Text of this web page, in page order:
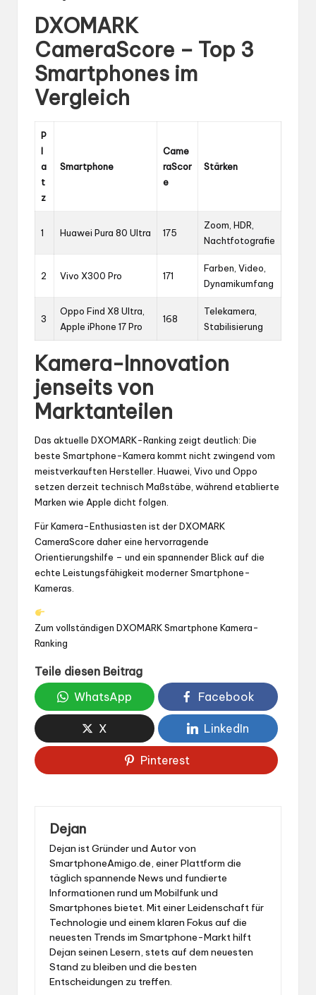
DXOMARK
CameraScore – Top 3
Smartphones im
Vergleich
P
l
a
t
z
Smartphone
Came
raScor
e
Stärken
1 Huawei Pura 80 Ultra 175
Zoom, HDR,
Nachtfotografie
2 Vivo X300 Pro 171
Farben, Video,
Dynamikumfang
3
Oppo Find X8 Ultra,
Apple iPhone 17 Pro
168
Telekamera,
Stabilisierung
Kamera-Innovation
jenseits von
Marktanteilen
Das aktuelle DXOMARK-Ranking zeigt deutlich: Die
beste Smartphone-Kamera kommt nicht zwingend vom
meistverkauften Hersteller. Huawei, Vivo und Oppo
setzen derzeit technisch Maßstäbe, während etablierte
Marken wie Apple dicht folgen.
Für Kamera-Enthusiasten ist der DXOMARK
CameraScore daher eine hervorragende
Orientierungshilfe – und ein spannender Blick auf die
echte Leistungsfähigkeit moderner Smartphone-
Kameras.
Zum vollständigen DXOMARK Smartphone Kamera-
Ranking
Teile diesen Beitrag
WhatsApp
Facebook
X LinkedIn
Pinterest
Dejan
Dejan ist Gründer und Autor von
SmartphoneAmigo.de, einer Plattform die
täglich spannende News und fundierte
Informationen rund um Mobilfunk und
Smartphones bietet. Mit einer Leidenschaft für
Technologie und einem klaren Fokus auf die
neuesten Trends im Smartphone-Markt hilft
Dejan seinen Lesern, stets auf dem neuesten
Stand zu bleiben und die besten
Entscheidungen zu treffen.